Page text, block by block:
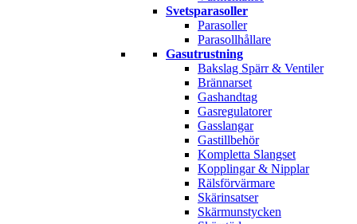
Svetsparasoller
Parasoller
Parasollhållare
Gasutrustning
Bakslag Spärr & Ventiler
Brännarset
Gashandtag
Gasregulatorer
Gasslangar
Gastillbehör
Kompletta Slangset
Kopplingar & Nipplar
Rälsförvärmare
Skärinsatser
Skärmunstycken